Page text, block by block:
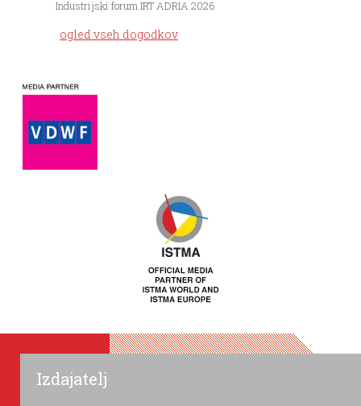
Industrijski forum IRT ADRIA 2026
ogled vseh dogodkov
Izdajatelj